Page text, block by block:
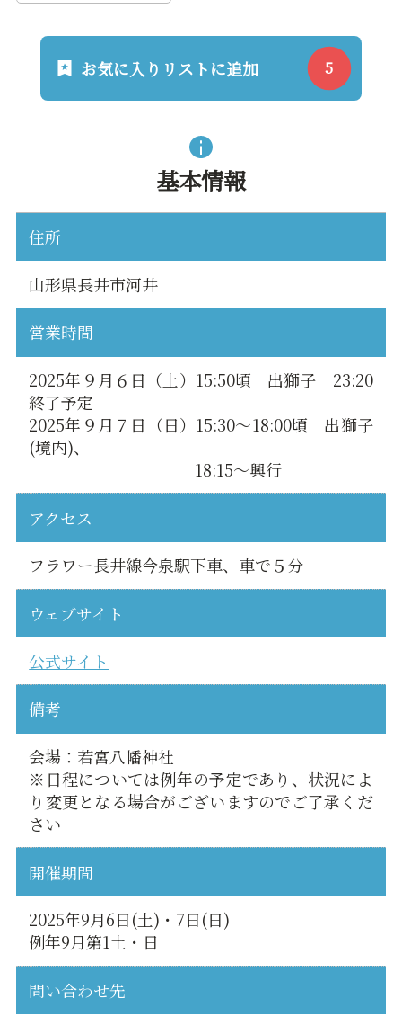
お気に入りリストに追加
基本情報
住所
山形県長井市河井
営業時間
2025年９月６日（土）15:50頃 出獅子 23:20
終了予定
2025年９月７日（日）15:30～18:00頃 出獅子
(境内)、
18:15～興行
アクセス
フラワー長井線今泉駅下車、車で５分
ウェブサイト
公式サイト
備考
会場：若宮八幡神社
※日程については例年の予定であり、状況によ
り変更となる場合がございますのでご了承くだ
さい
開催期間
2025年9月6日(土)・7日(日)
例年9月第1土・日
問い合わせ先